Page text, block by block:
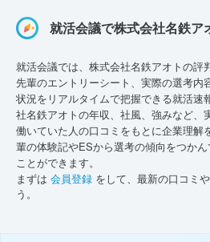
就活会議で株式会社名鉄ア
就活会議では、株式会社名鉄アオトの評
先輩のエントリーシート、実際の選考内
状況をリアルタイムで把握できる就活速
社名鉄アオトの年収、社風、強みなど、
働いていた人の口コミをもとに企業理解
輩の体験記やESから選考の傾向をつか
ことができます。
まずは 会員登録 をして、最新の口コミ
う。